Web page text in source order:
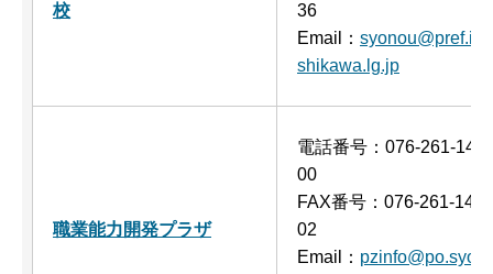
校
36
Email： syonou@pref.i
shikawa.lg.jp
職業能力開発プラザ
電話番号：076-261-14
00
FAX番号：076-261-14
02
Email： pzinfo@po.syo